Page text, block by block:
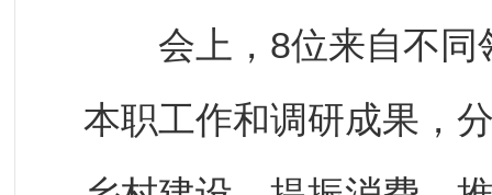
会上，8位来自不同
本职工作和调研成果，